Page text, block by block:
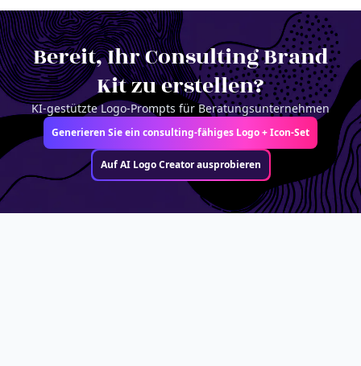
Bereit, Ihr Consulting Brand
Kit zu erstellen?
KI-gestützte Logo-Prompts für Beratungsunternehmen
Generieren Sie ein consulting-fähiges Logo + Icon-Set
Auf AI Logo Creator ausprobieren